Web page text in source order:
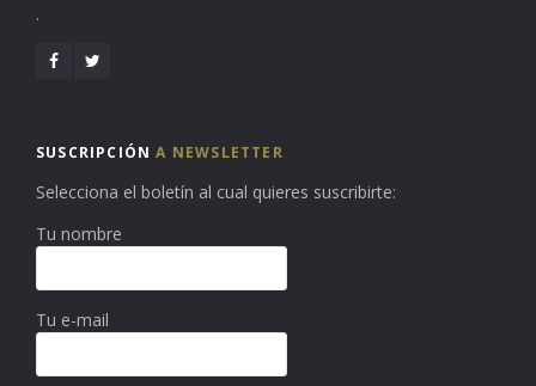
.
SUSCRIPCIÓNA NEWSLETTER
Selecciona el boletín al cual quieres suscribirte:
Tu nombre
Tu e-mail